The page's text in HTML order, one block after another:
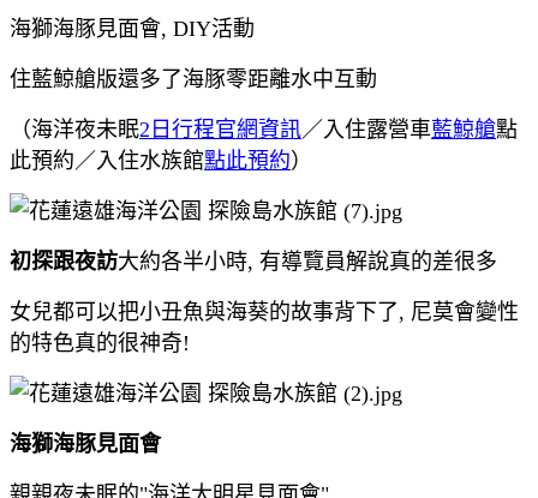
海獅海豚見面會, DIY活動
住藍鯨艙版還多了海豚零距離水中互動
（海洋夜未眠2日行程官網資訊／ 入住露營車藍鯨艙點
此預約／入住水族館點此預約）
初探跟夜訪大約各半小時, 有導覽員解說真的差很多
女兒都可以把小丑魚與海葵的故事背下了, 尼莫會變性
的特色真的很神奇!
海獅海豚見面會